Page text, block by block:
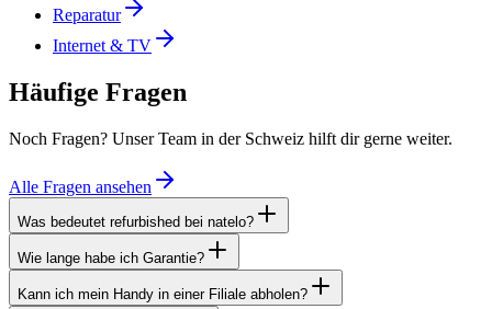
Reparatur
Internet & TV
Häufige Fragen
Noch Fragen? Unser Team in der Schweiz hilft dir gerne weiter.
Alle Fragen ansehen
Was bedeutet refurbished bei natelo?
Wie lange habe ich Garantie?
Kann ich mein Handy in einer Filiale abholen?